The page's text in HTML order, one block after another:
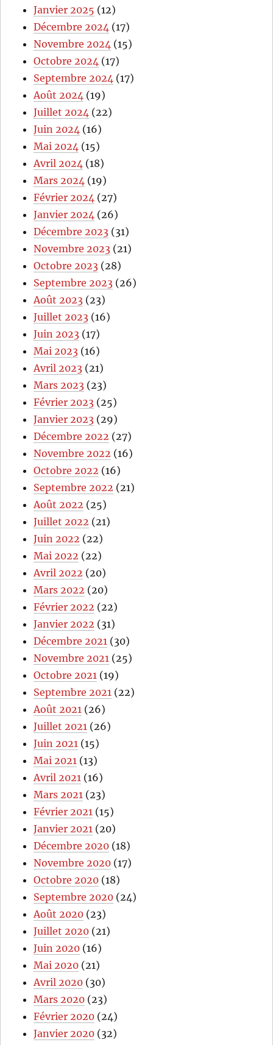
Janvier 2025 (12)
Décembre 2024 (17)
Novembre 2024 (15)
Octobre 2024 (17)
Septembre 2024 (17)
Août 2024 (19)
Juillet 2024 (22)
Juin 2024 (16)
Mai 2024 (15)
Avril 2024 (18)
Mars 2024 (19)
Février 2024 (27)
Janvier 2024 (26)
Décembre 2023 (31)
Novembre 2023 (21)
Octobre 2023 (28)
Septembre 2023 (26)
Août 2023 (23)
Juillet 2023 (16)
Juin 2023 (17)
Mai 2023 (16)
Avril 2023 (21)
Mars 2023 (23)
Février 2023 (25)
Janvier 2023 (29)
Décembre 2022 (27)
Novembre 2022 (16)
Octobre 2022 (16)
Septembre 2022 (21)
Août 2022 (25)
Juillet 2022 (21)
Juin 2022 (22)
Mai 2022 (22)
Avril 2022 (20)
Mars 2022 (20)
Février 2022 (22)
Janvier 2022 (31)
Décembre 2021 (30)
Novembre 2021 (25)
Octobre 2021 (19)
Septembre 2021 (22)
Août 2021 (26)
Juillet 2021 (26)
Juin 2021 (15)
Mai 2021 (13)
Avril 2021 (16)
Mars 2021 (23)
Février 2021 (15)
Janvier 2021 (20)
Décembre 2020 (18)
Novembre 2020 (17)
Octobre 2020 (18)
Septembre 2020 (24)
Août 2020 (23)
Juillet 2020 (21)
Juin 2020 (16)
Mai 2020 (21)
Avril 2020 (30)
Mars 2020 (23)
Février 2020 (24)
Janvier 2020 (32)